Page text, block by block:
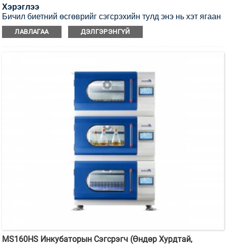
Хэрэглээ
Бичил биетний өсгөврийг сэгсрэхийн тулд энэ нь хэт ягаан
туяагаар ариутгах боломжтой инкубаторын сэгсрэгч юм.
ЛАВЛАГАА ДЭЛГЭРЭНГҮЙ
MS160HS Инкубаторын Сэгсрэгч (Өндөр Хурдтай,